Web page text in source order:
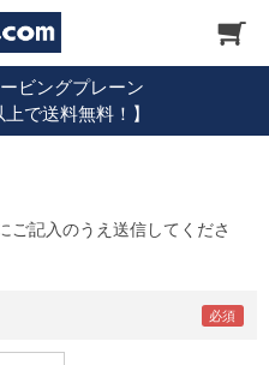
ビングプレーン
上で送料無料！】
ご記入のうえ送信してくださ